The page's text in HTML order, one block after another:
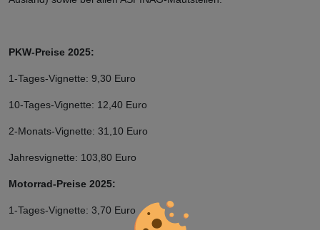
PKW-Preise 2025:
1-Tages-Vignette: 9,30 Euro
10-Tages-Vignette: 12,40 Euro
2-Monats-Vignette: 31,10 Euro
Jahresvignette: 103,80 Euro
Motorrad-Preise 2025:
1-Tages-Vignette: 3,70 Euro